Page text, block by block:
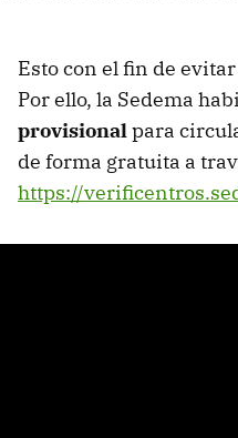
Esto con el fin de
Por ello, la Sedema
provisionalpara
de forma gratuita a
https://